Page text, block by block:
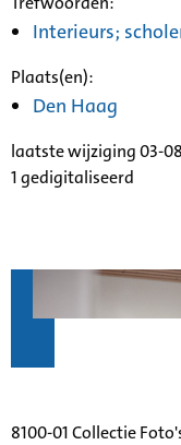
Interieurs;
Plaats(en):
Den Haag
laatste wijziging 03-
1 gedigitaliseerd
8100-01 Collectie